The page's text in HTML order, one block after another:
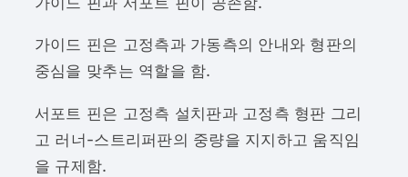
가이드 핀은 고정측과 가동측의 안내와 형판의
중심을 맞추는 역할을 함.
서포트 핀은 고정측 설치판과 고정측 형판 그리
고 러너-스트리퍼판의 중량을 지지하고 움직임
을 규제함.